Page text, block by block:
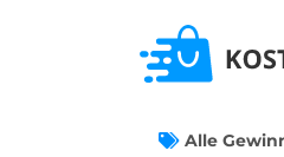
Alle